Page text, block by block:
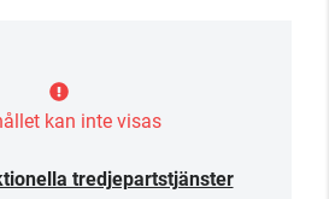
kan inte visas
tredjepartstjänster